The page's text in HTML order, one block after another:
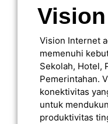
Vision
Vision Internet
memenuhi
Sekolah, Hotel,
Pemerintahan.
konektivitas
untuk
produktivitas